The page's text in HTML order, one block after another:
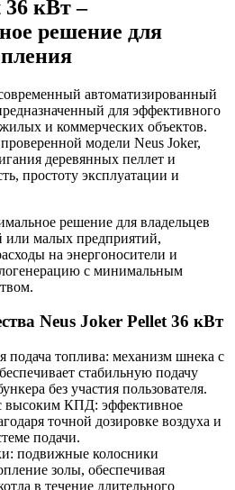
36 кВт –
решение для
автоматизированный
для эффективного
и коммерческих объектов.
модели Neus Joker,
деревянных пеллет и
простоту эксплуатации и
решение для владельцев
или малых предприятий,
на энергоносители и
с минимальным
Neus Joker Pellet 36 кВт
подача топлива: механизм шнека с
стабильную подачу
без участия пользователя.
высоким КПД: эффективное
точной дозировке воздуха и
подачи.
подвижные колосники
золы, обеспечивая
в течение длительного